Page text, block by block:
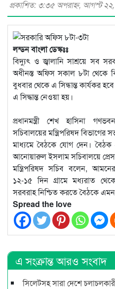
প্রকাশিত: ৩:৩৫ অপরাহ্ণ, আগস্ট
লন্ডন বাংলা ডেস্কঃঃ
বিদ্যুৎ ও জ্বালানি সাশ্রয়ে সব
অধীনস্ত অফিস সকাল ৮টা থেকে
বুধবার থেকে এ সিন্ধান্ত কার্যকর
এ সিদ্ধান্ত নেওয়া হয়।
প্রধানমন্ত্রী শেখ হাসিনা
সচিবালয়ের মন্ত্রিপরিষদ বিভাগের
মাধ্যমে বৈঠকে যোগ দেন। বৈঠক
আনোয়ারুল ইসলাম সচিবালয়ে প্রেস
মন্ত্রিপরিষদ সচিব বলেন,
১২-১৫ দিন গ্রামে মধ্যরাত
সরবরাহ নিশ্চিত করতে বৈঠকে এমন
Spread the love
এ সংক্রান্ত আরও সংবাদ
সিলেটসহ সারা দেশে